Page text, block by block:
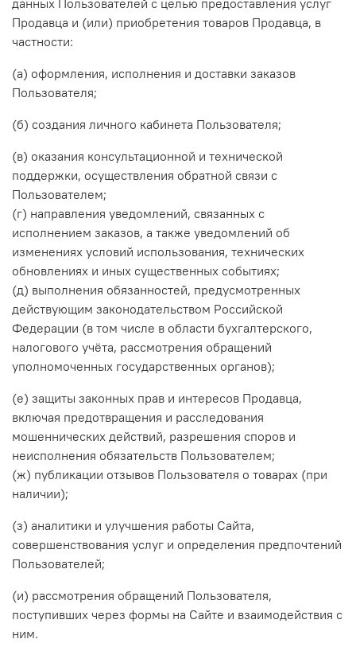
данных Пользователей с целью предоставления услуг
Продавца и (или) приобретения товаров Продавца, в
частности:
(а) оформления, исполнения и доставки заказов
Пользователя;
(б) создания личного кабинета Пользователя;
(в) оказания консультационной и технической
поддержки, осуществления обратной связи с
Пользователем;
(г) направления уведомлений, связанных с
исполнением заказов, а также уведомлений об
изменениях условий использования, технических
обновлениях и иных существенных событиях;
(д) выполнения обязанностей, предусмотренных
действующим законодательством Российской
Федерации (в том числе в области бухгалтерского,
налогового учёта, рассмотрения обращений
уполномоченных государственных органов);
(е) защиты законных прав и интересов Продавца,
включая предотвращения и расследования
мошеннических действий, разрешения споров и
неисполнения обязательств Пользователем;
(ж) публикации отзывов Пользователя о товарах (при
наличии);
(з) аналитики и улучшения работы Сайта,
совершенствования услуг и определения предпочтений
Пользователей;
(и) рассмотрения обращений Пользователя,
поступивших через формы на Сайте и взаимодействия с
ним.